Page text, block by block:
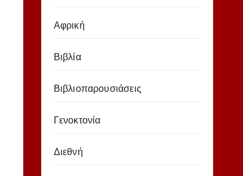
Αφρική
Βιβλία
Βιβλιοπαρουσιάσεις
Γενοκτονία
Διεθνή